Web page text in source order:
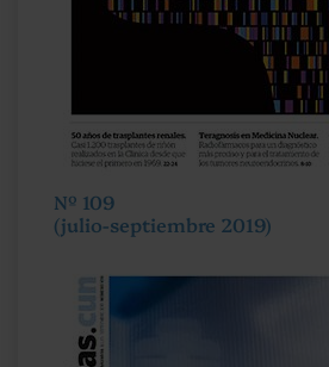
Nº 109
(julio-septiembre 2019)